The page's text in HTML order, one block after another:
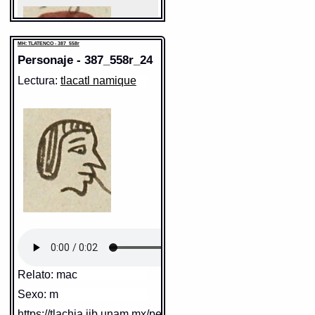
https://tlachia.iib.unam.mx/elemento/09.09.10
MH: TLATENCO - 387_558r
Elemento:tlacatl
Sentido: hombre
MH: TLATENCO - 387_558r
Personaje - 387_558r_24
Lectura: tlacatl namique
Relato: mac
Sexo: m